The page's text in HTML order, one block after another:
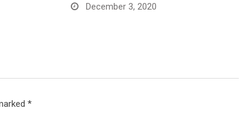
December 3, 2020
*